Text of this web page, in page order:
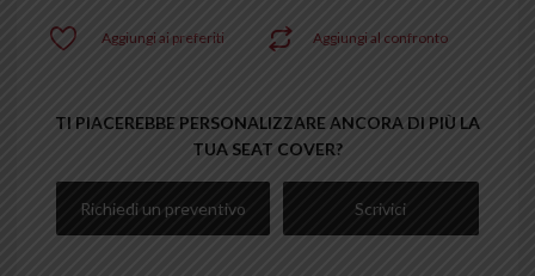
Aggiungi al confronto
Aggiungi ai preferiti
TI PIACEREBBE PERSONALIZZARE ANCORA DI PIÙ LA
TUA SEAT COVER?
Richiedi un preventivo Scrivici